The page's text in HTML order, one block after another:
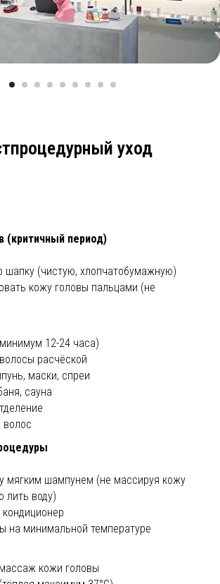
уход
(критичный период)
шапку (чистую, хлопчатобумажную)
кожу головы пальцами (не
12-24 часа)
расчёской
маски, спреи
сауна
волос
мягким шампунем (не массируя кожу
лить воду)
на минимальной температуре
кожи головы